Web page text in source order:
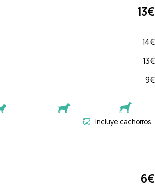
13€
14€
13€
9€
Incluye cachorros
6€